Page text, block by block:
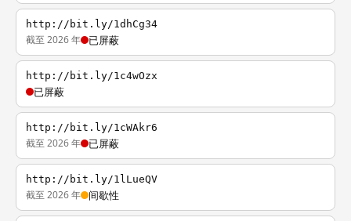
http://bit.ly/1dhCg34
截至 2026 年 已屏蔽
http://bit.ly/1c4wOzx
已屏蔽
http://bit.ly/1cWAkr6
截至 2026 年 已屏蔽
http://bit.ly/1lLueQV
截至 2026 年 间歇性